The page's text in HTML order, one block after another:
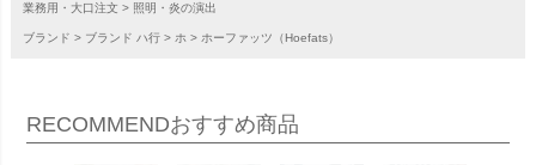
業務用・大口注文 照明・炎の演出
ブランド ブランド ハ行 ホ ホーファッツ（Hoefats）
RECOMMENDおすすめ商品